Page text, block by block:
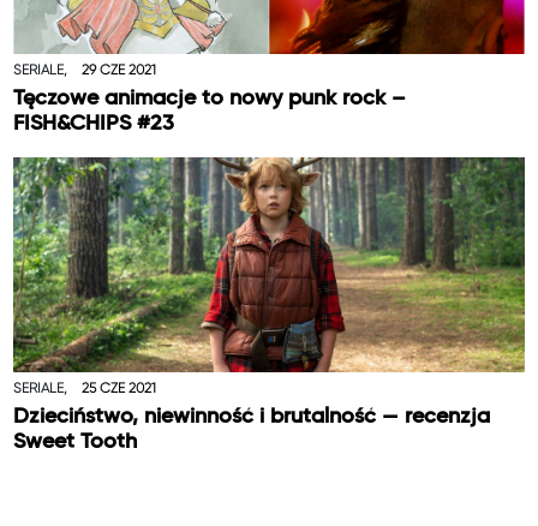
SERIALE, 29 CZE 2021
Tęczowe animacje to nowy punk rock –
FISH&CHIPS #23
SERIALE, 25 CZE 2021
Dzieciństwo, niewinność i brutalność — recenzja
Sweet Tooth